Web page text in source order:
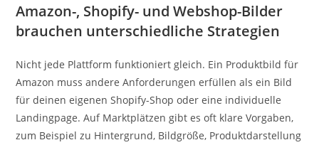
Amazon-, Shopify- und Webshop-Bilder
brauchen unterschiedliche Strategien
Nicht jede Plattform funktioniert gleich. Ein Produktbild für
Amazon muss andere Anforderungen erfüllen als ein Bild
für deinen eigenen Shopify-Shop oder eine individuelle
Landingpage. Auf Marktplätzen gibt es oft klare Vorgaben,
zum Beispiel zu Hintergrund, Bildgröße, Produktdarstellung